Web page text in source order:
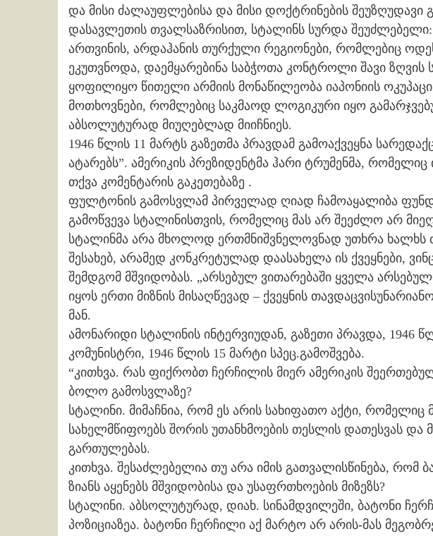
და მისი ძალაუფლებისა და მისი დოქტრინების შეუზღუდავი
დასავლეთის თვალსაზრისით, სტალინს სურდა შეუძლებელი:
ართვინის, არდაჰანის თურქული რეგიონები, რომლებიც
ეკუთვნოდა, დაემყარებინა საბჭოთა კონტროლი შავი ზღვის
ყოფილიყო წითელი არმიის მონაწილეობა იაპონიის
მოთხოვნები, რომლებიც საკმაოდ ლოგიკური იყო
აბსოლუტურად მიუღებლად მიიჩნიეს.
1946 წლის 11 მარტს გაზეთმა პრავდამ გამოაქვეყნა
ატარებს”. ამერიკის პრეზიდენტმა ჰარი ტრუმენმა,
თქვა კომენტარის გაკეთებაზე .
ფულტონის გამოსვლამ პირველად ღიად ჩამოაყალიბა
გამოწვევა სტალინისთვის, რომელიც მას არ შეეძლო არ
სტალინმა არა მხოლოდ ერთმნიშვნელოვნად უთხრა ხალხს
შესახებ, არამედ კონკრეტულად დაასახელა ის ქვეყნები,
შემდგომ მშვიდობას. „არსებულ ვითარებაში ყველა
იყოს ერთი მიზნის მისაღწევად – ქვეყნის
მან.
ამონარიდი სტალინის ინტერვიუდან, გაზეთი პრავდა, 1946
კომუნისტრი, 1946 წლის 15 მარტი სპეც.გამოშვება.
“კითხვა. რას ფიქრობთ ჩერჩილის მიერ ამერიკის
ბოლო გამოსვლაზე?
სტალინი. მიმაჩნია, რომ ეს არის სახიფათო აქტი, რომელიც
სახელმწიფოებს შორის უთანხმოების თესლის დათესვას და
გართულებას.
კითხვა. შესაძლებელია თუ არა იმის გათვალისწინება, რომ
ზიანს აყენებს მშვიდობისა და უსაფრთხოების მიზეზს?
სტალინი. აბსოლუტურად, დიახ. სინამდვილეში, ბატონი
პოზიციაზეა. ბატონი ჩერჩილი აქ მარტო არ არის-მას